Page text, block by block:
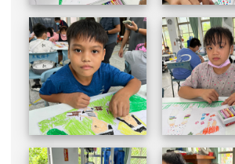
DSC_1949.JPG